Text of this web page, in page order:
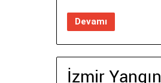
Devamı
İzmir Yangın